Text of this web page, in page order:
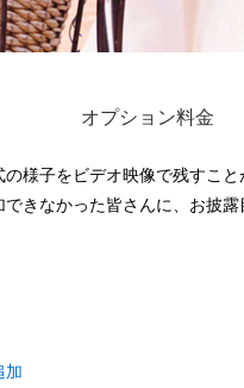
オプション料金
の様子をビデオ映像で残すこと
できなかった皆さんに、お披
加